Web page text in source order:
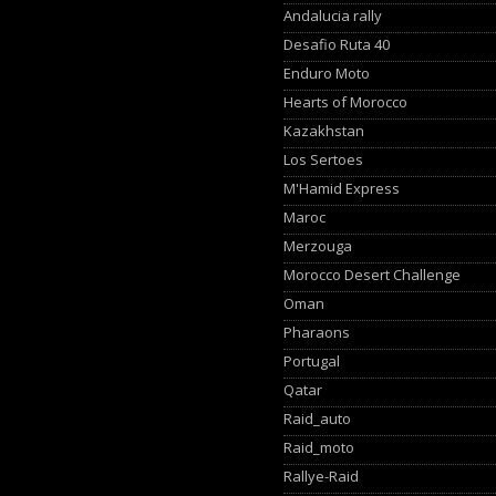
Andalucia rally
Desafio Ruta 40
Enduro Moto
Hearts of Morocco
Kazakhstan
Los Sertoes
M'Hamid Express
Maroc
Merzouga
Morocco Desert Challenge
Oman
Pharaons
Portugal
Qatar
Raid_auto
Raid_moto
Rallye-Raid